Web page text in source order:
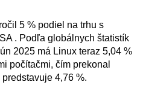
5 % podiel na trhu s
. Podľa globálnych štatistík
2025 má Linux teraz 5,04 %
počítačmi, čím prekonal
predstavuje 4,76 %.